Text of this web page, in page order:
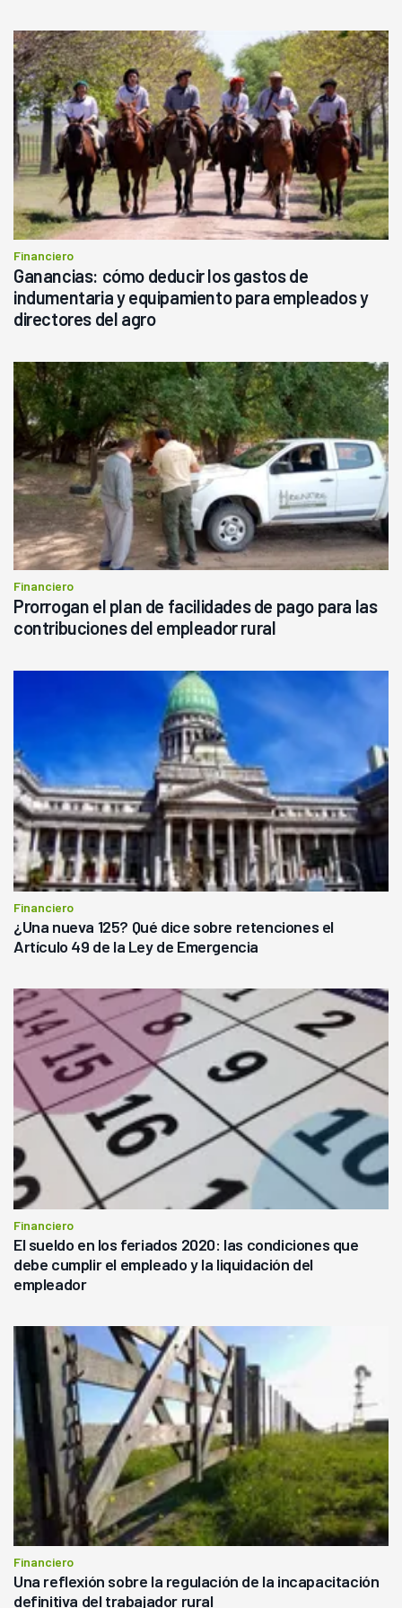
Financiero
Ganancias: cómo deducir los gastos de
indumentaria y equipamiento para empleados y
directores del agro
Financiero
Prorrogan el plan de facilidades de pago para las
contribuciones del empleador rural
Financiero
¿Una nueva 125? Qué dice sobre retenciones el
Artículo 49 de la Ley de Emergencia
Financiero
El sueldo en los feriados 2020: las condiciones que
debe cumplir el empleado y la liquidación del
empleador
Financiero
Una reflexión sobre la regulación de la incapacitación
definitiva del trabajador rural